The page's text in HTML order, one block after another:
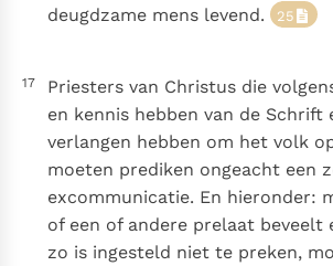
deugdzame mens levend. 25
17
Priesters van Christus die
en kennis hebben van de Schrift
verlangen hebben om het volk
moeten prediken ongeacht een
excommunicatie. En hieronder:
of een of andere prelaat beveelt
zo is ingesteld niet te preken,